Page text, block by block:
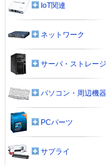
IoT関連
ネットワーク
サーバ・ストレージ
パソコン・周辺機器
PCパーツ
サプライ